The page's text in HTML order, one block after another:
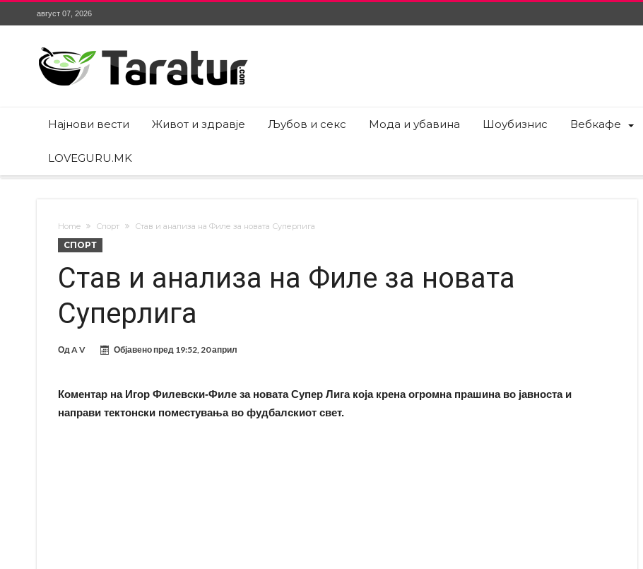
август 07, 2026
Најнови вести Живот и здравје Љубов и секс Мода и убавина Шоубизнис Вебкафе
LOVEGURU.MK
Home Спорт Став и анализа на Филе за новата Суперлига
СПОРТ
Став и анализа на Филе за новата
Суперлига
ОдA V Објавено пред 19:52, 20 април
Коментар на Игор Филевски-Филе за новата Супер Лига која крена огромна прашина во јавноста и
направи тектонски поместувања во фудбалскиот свет.